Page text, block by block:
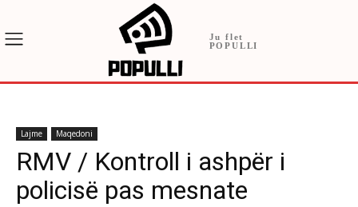
Ju flet
POPULLI
Lajme Maqedoni
RMV / Kontroll i ashpër i
policisë pas mesnate